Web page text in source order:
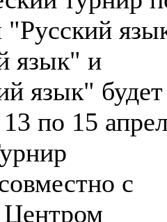
язык" и
язык" будет
по 15
с